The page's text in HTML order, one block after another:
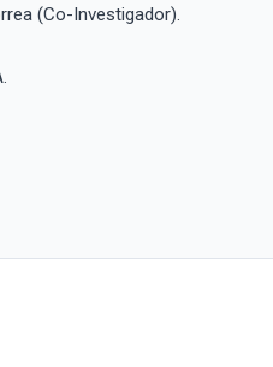
(Co-Investigador).